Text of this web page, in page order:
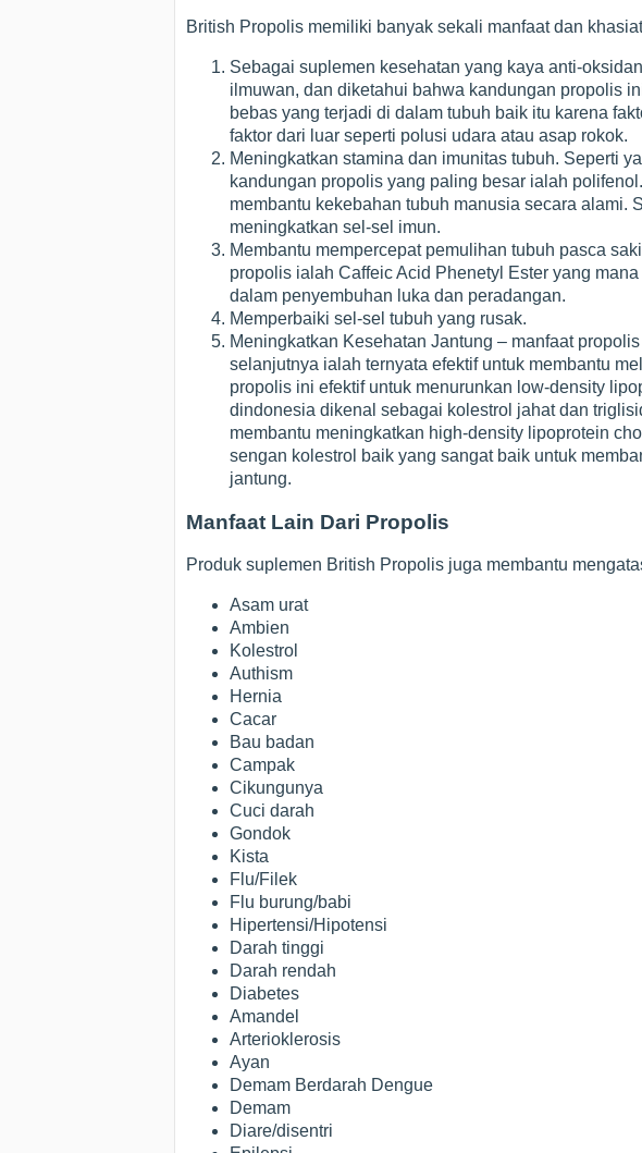
British Propolis memiliki banyak sekali manfaat dan
Sebagai suplemen kesehatan yang kaya anti-
ilmuwan, dan diketahui bahwa kandungan propolis
bebas yang terjadi di dalam tubuh baik itu karena
faktor dari luar seperti polusi udara atau asap rokok.
Meningkatkan stamina dan imunitas tubuh. Seperti
kandungan propolis yang paling besar ialah
membantu kekebahan tubuh manusia secara alami.
meningkatkan sel-sel imun.
Membantu mempercepat pemulihan tubuh pasca
propolis ialah Caffeic Acid Phenetyl Ester yang
dalam penyembuhan luka dan peradangan.
Memperbaiki sel-sel tubuh yang rusak.
Meningkatkan Kesehatan Jantung – manfaat
selanjutnya ialah ternyata efektif untuk membantu
propolis ini efektif untuk menurunkan low-density
dindonesia dikenal sebagai kolestrol jahat dan
membantu meningkatkan high-density lipoprotein
sengan kolestrol baik yang sangat baik untuk
jantung.
Manfaat Lain Dari Propolis
Produk suplemen British Propolis juga membantu
Asam urat
Ambien
Kolestrol
Authism
Hernia
Cacar
Bau badan
Campak
Cikungunya
Cuci darah
Gondok
Kista
Flu/Filek
Flu burung/babi
Hipertensi/Hipotensi
Darah tinggi
Darah rendah
Diabetes
Amandel
Arterioklerosis
Ayan
Demam Berdarah Dengue
Demam
Diare/disentri